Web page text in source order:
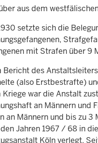
aus dem
setzte sich die
mit Strafen über 9
Bericht des
(also Erstbestrafte)
Kriege war die Anstalt
an Männern und
an Männern und bis zu
Jahren 1967 / 68 in
Köln verlegt.